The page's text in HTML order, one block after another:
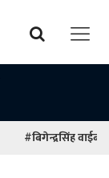
#बिगेन्द्रसिंह वाईबा